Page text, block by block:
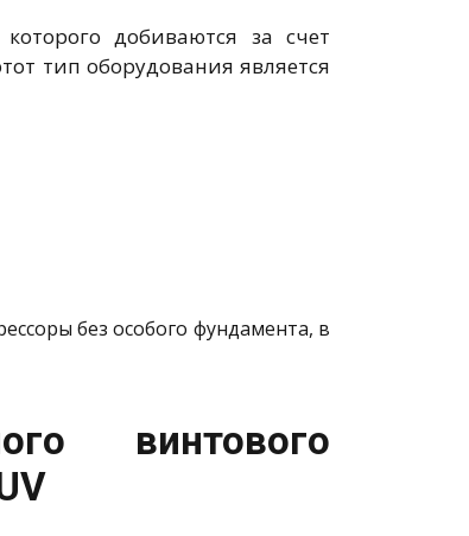
добиваются за счет
тип оборудования является
без особого фундамента, в
винтового